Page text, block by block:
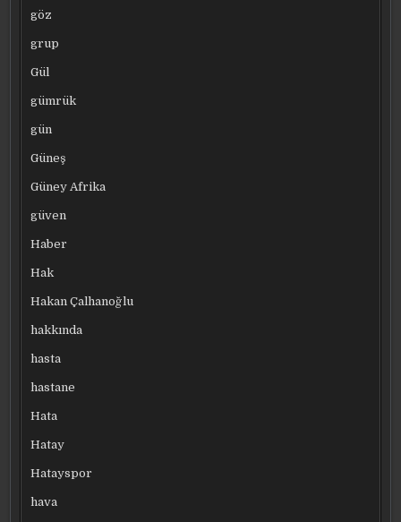
göz
grup
Gül
gümrük
gün
Güneş
Güney Afrika
güven
Haber
Hak
Hakan Çalhanoğlu
hakkında
hasta
hastane
Hata
Hatay
Hatayspor
hava